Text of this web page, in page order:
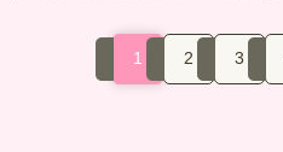
1 2 3